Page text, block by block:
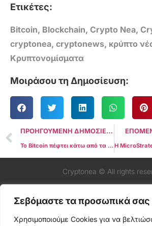
Σεβόμαστε τα προσωπικά
Χρησιμοποιούμε Cookies για να
Ετικέτες:
Bitcoin, Blockchain, Crypto Nea,
cryptonea, cryptonews, κρύπτο
Κρυπτονομίσματα
Μοιράσου τη Δημοσίευση:
ΠΡΟΗΓΟΥΜΕΝΗ ΔΗΜΟΣΙΕΥΣΗ
Το Bitcoin πέφτει κάτω από τα $100.000 μετά την επιβολή δασμών από τον Ντόναλντ Τραμπ
Cryptonea © All rights